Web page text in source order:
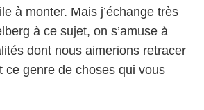
à monter. Mais j’échange très
à ce sujet, on s’amuse à
dont nous aimerions retracer
ce genre de choses qui vous